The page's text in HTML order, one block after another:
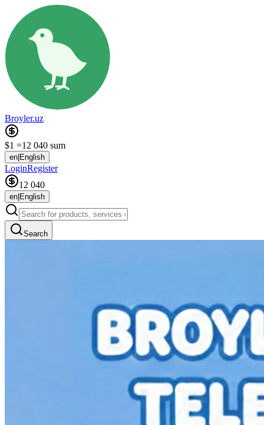
Broyler.uz
$1 =12 040 sum
en English
LoginRegister
12 040
en English
Search